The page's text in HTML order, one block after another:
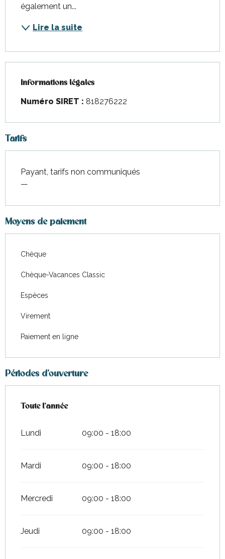
également un...
Lire la suite
Informations légales
Informations légales
Numéro SIRET : 818276222
Tarifs
Payant, tarifs non communiqués
—
Moyens de paiement
Chèque
Chèque-Vacances Classic
Espèces
Virement
Paiement en ligne
Périodes d'ouverture
Toute l'année
Toute l'année
Lundi 09:00 - 18:00
Mardi 09:00 - 18:00
Mercredi 09:00 - 18:00
Jeudi 09:00 - 18:00